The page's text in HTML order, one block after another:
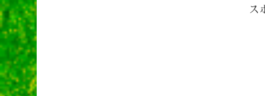
ス